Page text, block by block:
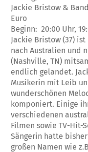
Jackie Bristow &
Euro
Beginn: 20:00 Uhr,
Jackie Bristow (37)
nach Australien und
(Nashville, TN)
endlich gelandet.
Musikerin mit Leib
wunderschönen
komponiert. Einige
verschiedenen
Filmen sowie TV-Hit-
Sängerin hatte
großen Namen wie